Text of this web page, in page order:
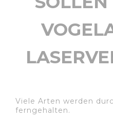
Viele Arten werden
ferngehalten.